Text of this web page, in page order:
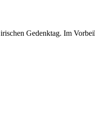
Gedenktag. Im